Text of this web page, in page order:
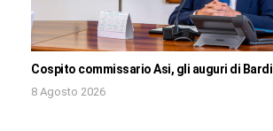
Cospito commissario Asi, gli auguri di Bardi
8 Agosto 2026